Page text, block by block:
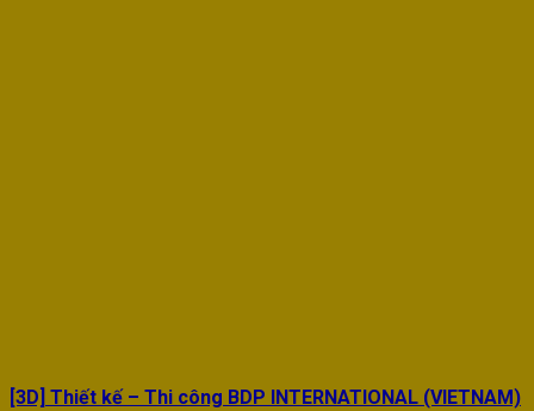
[3D] Thiết kế – Thi công BDP INTERNATIONAL (VIETNAM)